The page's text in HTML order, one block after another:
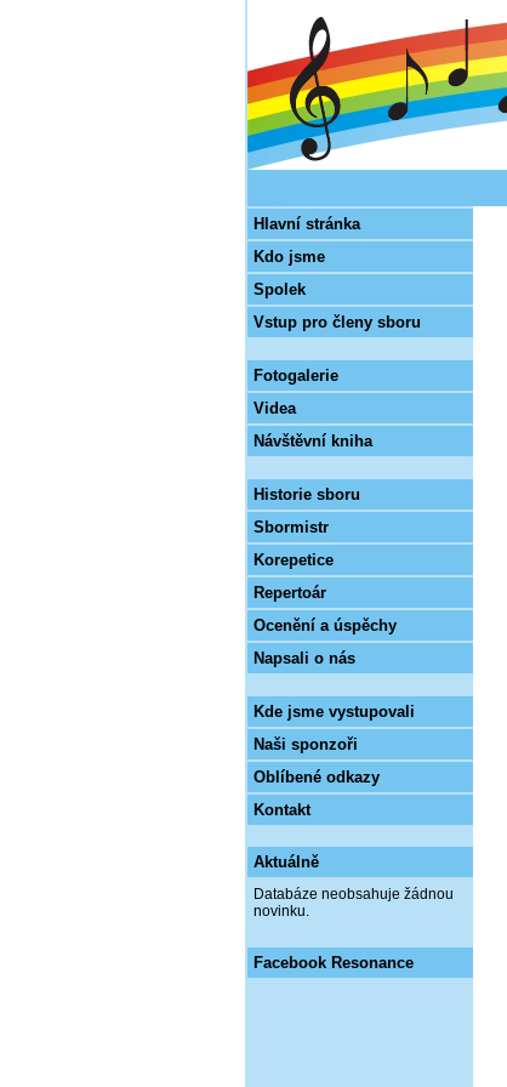
Hlavní stránka
Kdo jsme
Spolek
Vstup pro členy sboru
Fotogalerie
Videa
Návštěvní kniha
Historie sboru
Sbormistr
Korepetice
Repertoár
Ocenění a úspěchy
Napsali o nás
Kde jsme vystupovali
Naši sponzoři
Oblíbené odkazy
Kontakt
Aktuálně
Databáze neobsahuje žádnou
novinku.
Facebook Resonance